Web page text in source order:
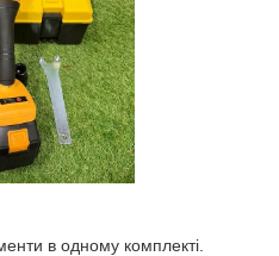
в одному комплекті.